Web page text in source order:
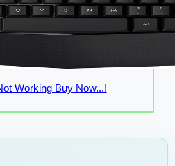
Working Buy Now...!